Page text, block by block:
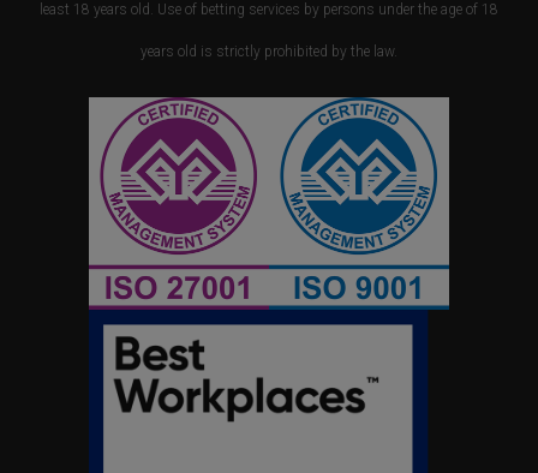
least 18 years old. Use of betting services by persons under the age of 18
years old is strictly prohibited by the law.